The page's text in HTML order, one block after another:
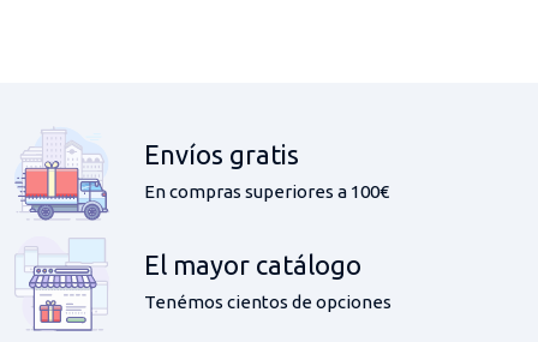
Envíos gratis
En compras superiores a 100€
El mayor catálogo
Tenémos cientos de opciones